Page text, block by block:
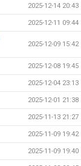
2025-12-14 20:43
2025-12-11 09:44
2025-12-09 15:42
2025-12-08 19:45
2025-12-04 23:13
2025-12-01 21:38
2025-11-13 21:27
2025-11-09 19:42
2025-11-09 19:40